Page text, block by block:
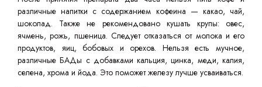
различные напитки с содержанием кофеина — какао, чай,
шоколад. Также не рекомендовано кушать крупы: овес,
ячмень, рожь, пшеница. Следует отказаться от молока и его
продуктов, яиц, бобовых и орехов. Нельзя есть мучное,
различные БАДы с добавками кальция, цинка, меди, калия,
селена, хрома и йода. Это поможет железу лучше усваиваться.